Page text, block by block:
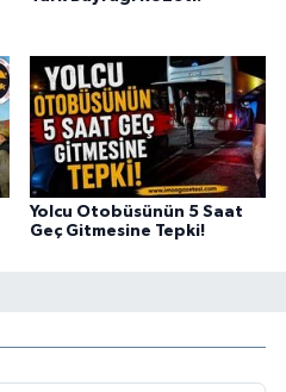
Yolcu Otobüsünün 5 Saat
Geç Gitmesine Tepki!